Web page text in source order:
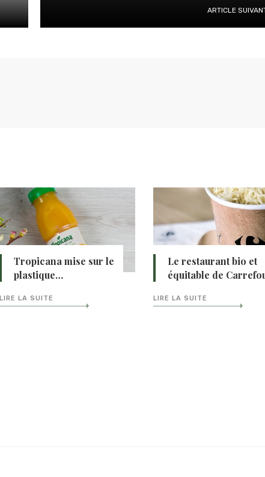
ARTICLE
Tropicana mise sur le
plastique…
LIRE LA SUITE
Le restaurant bio et
équitable de
LIRE LA SUITE